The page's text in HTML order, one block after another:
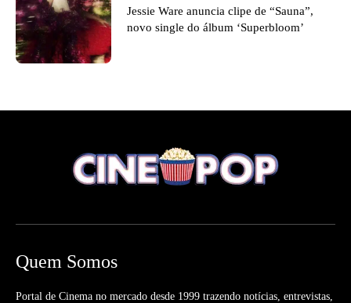
Jessie Ware anuncia clipe de “Sauna”,
novo single do álbum ‘Superbloom’
Quem Somos
Portal de Cinema no mercado desde 1999 trazendo notícias, entrevistas,